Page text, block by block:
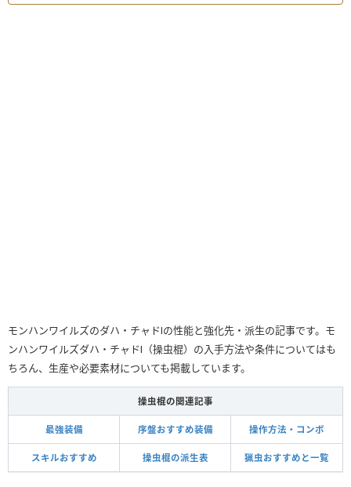
モンハンワイルズのダハ・チャドⅠの性能と強化先・派生の記事です。モ
ンハンワイルズダハ・チャドⅠ（操虫棍）の入手方法や条件についてはも
ちろん、生産や必要素材についても掲載しています。
操虫棍の関連記事
最強装備 序盤おすすめ装備 操作方法・コンボ
スキルおすすめ 操虫棍の派生表 猟虫おすすめと一覧